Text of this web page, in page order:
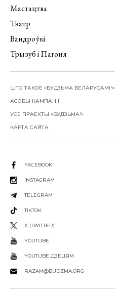
Мастацтва
Тэатр
Вандроўкі
Трызуб і Пагоня
ШТО ТАКОЕ «БУДЗЬМА БЕЛАРУСАМІ!»
АСОБЫ КАМПАНІІ
УСЕ ПРАЕКТЫ «БУДЗЬМА!»
КАРТА САЙТА
FACEBOOK
INSTAGRAM
TELEGRAM
TIKTOK
X (TWITTER)
YOUTUBE
YOUTUBE ДЗЕЦЯМ
RAZAM@BUDZMA.ORG